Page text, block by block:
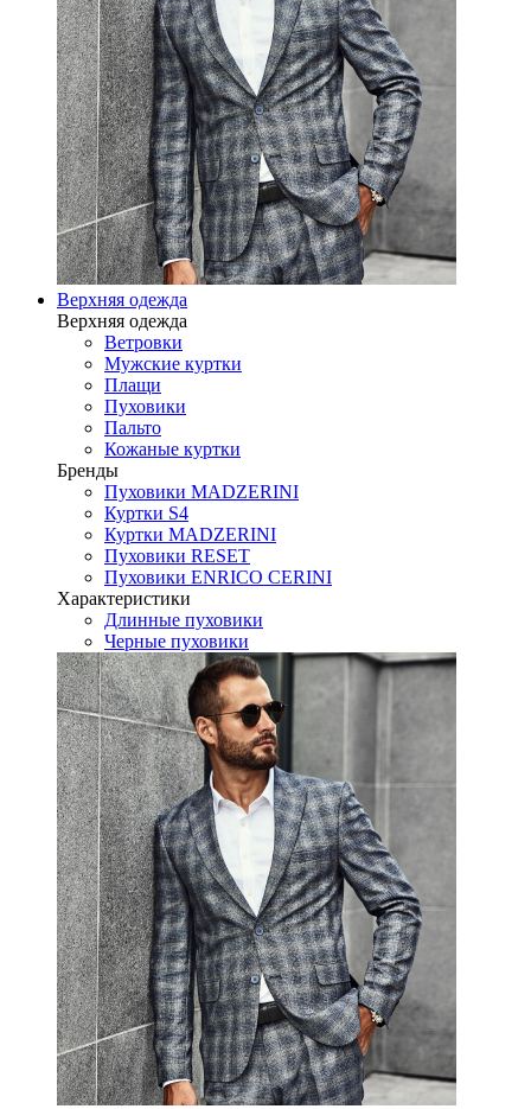
Верхняя одежда
Верхняя одежда
Ветровки
Мужские куртки
Плащи
Пуховики
Пальто
Кожаные куртки
Бренды
Пуховики MADZERINI
Куртки S4
Куртки MADZERINI
Пуховики RESET
Пуховики ENRICO CERINI
Характеристики
Длинные пуховики
Черные пуховики